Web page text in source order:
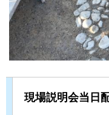
現場説明会当日